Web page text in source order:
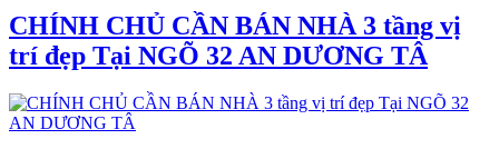
CHÍNH CHỦ CẦN BÁN NHÀ 3 tầng vị
trí đẹp Tại NGÕ 32 AN DƯƠNG TÂ